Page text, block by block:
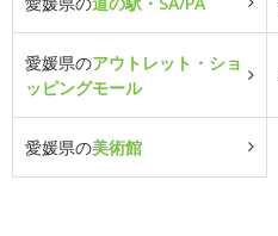
愛媛県のアウトレット・ショ
ッピングモール
愛媛県の美術館